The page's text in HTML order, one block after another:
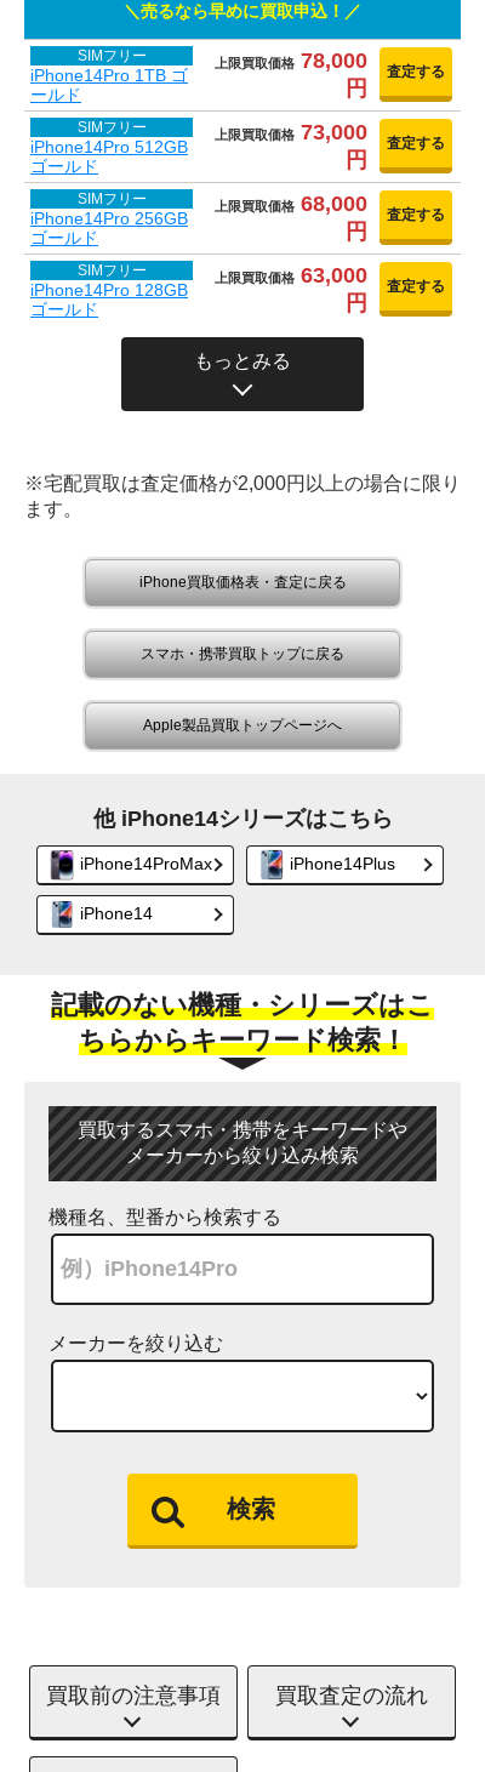
売るなら早めに買取申込！
SIMフリー
iPhone14Pro 1TB ゴ
ールド
上限買取価格 78,000
円
査定する
SIMフリー
iPhone14Pro 512GB
ゴールド
上限買取価格 73,000
円
査定する
SIMフリー
iPhone14Pro 256GB
ゴールド
上限買取価格 68,000
円
査定する
SIMフリー
iPhone14Pro 128GB
ゴールド
上限買取価格 63,000
円
査定する
もっとみる
※宅配買取は査定価格が2,000円以上の場合に限り
ます。
iPhone買取価格表・査定に戻る
スマホ・携帯買取トップに戻る
Apple製品買取トップページへ
他 iPhone14シリーズはこちら
iPhone14ProMax iPhone14Plus
iPhone14
記載のない機種・シリーズはこ
ちらからキーワード検索！
買取するスマホ・携帯をキーワードや
メーカーから絞り込み検索
機種名、型番から検索する
メーカーを絞り込む
検索
買取前の注意事項 買取査定の流れ